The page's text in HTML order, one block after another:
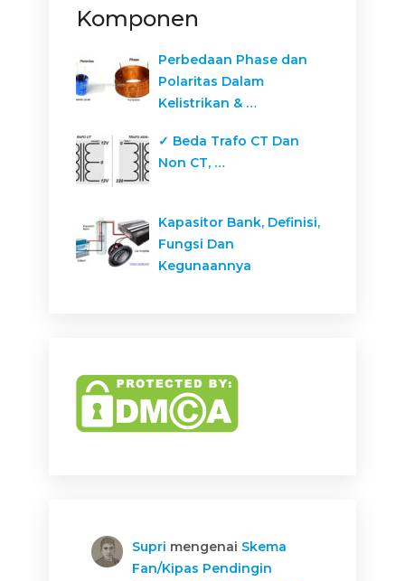
Komponen
Perbedaan Phase dan
Polaritas Dalam
Kelistrikan & …
✓ Beda Trafo CT Dan
Non CT, …
Kapasitor Bank, Definisi,
Fungsi Dan
Kegunaannya
Supri mengenai Skema
Fan/Kipas Pendingin